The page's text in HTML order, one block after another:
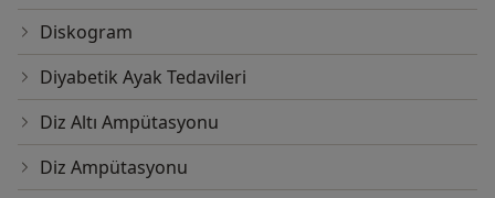
Diskogram
Diyabetik Ayak Tedavileri
Diz Altı Ampütasyonu
Diz Ampütasyonu